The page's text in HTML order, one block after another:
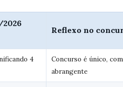
2026
Reflexo no
4
Concurso é único,
abrangente